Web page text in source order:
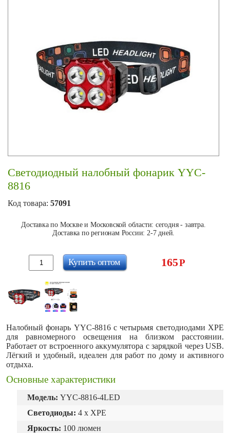
Светодиодный налобный фонарик YYC-
8816
Код товара: 57091
Доставка по Москве и Московской области: сегодня - завтра.
Доставка по регионам России: 2-7 дней.
165Р
Купить оптом
Налобный фонарь YYC-8816 с четырьмя светодиодами XPE
для равномерного освещения на близком расстоянии.
Работает от встроенного аккумулятора с зарядкой через USB.
Лёгкий и удобный, идеален для работ по дому и активного
отдыха.
Основные характеристики
Модель: YYC-8816-4LED
Светодиоды: 4 x XPE
Яркость: 100 люмен